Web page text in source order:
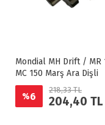
Mondial MH Drift / MR
MC 150 Marş Ara Dişli
%6
218,33 TL
204,40 TL